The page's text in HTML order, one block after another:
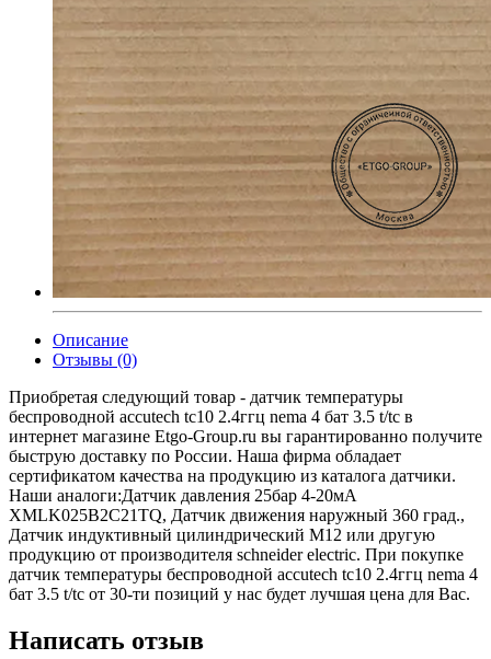
Описание
Отзывы (0)
Приобретая следующий товар - датчик температуры
беспроводной accutech tc10 2.4ггц nema 4 бат 3.5 t/tc в
интернет магазине Etgo-Group.ru вы гарантированно получите
быструю доставку по России. Наша фирма обладает
сертификатом качества на продукцию из каталога датчики.
Наши аналоги:Датчик давления 25бар 4-20мА
XMLK025B2C21TQ, Датчик движения наружный 360 град.,
Датчик индуктивный цилиндрический M12 или другую
продукцию от производителя schneider electric. При покупке
датчик температуры беспроводной accutech tc10 2.4ггц nema 4
бат 3.5 t/tc от 30-ти позиций у нас будет лучшая цена для Вас.
Написать отзыв